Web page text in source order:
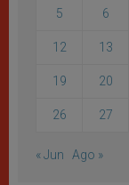
5 6
12 13
19 20
26 27
« Jun Ago »